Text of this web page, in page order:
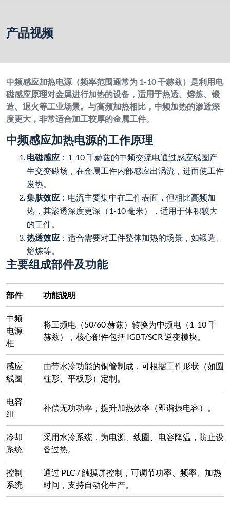
产品视频
中频感应加热电源（频率范围通常为 1-10 千赫兹）是利用电
磁感应原理对金属进行加热的设备，适用于热透、熔炼、锻
造、退火等工业场景。与高频加热相比，中频加热的渗透深
度更大，非常适合加工较厚的金属工件。
中频感应加热电源的工作原理
电磁感应 ：1-10 千赫兹的中频交流电通过感应线圈产
生交变磁场，在金属工件内部感应出涡流，进而使工件
发热。
集肤效应 ：电流主要集中在工件表面，但相比高频加
热，其渗透深度更深（1-10 毫米），适用于体积较大
的工件。
热透效应 ：适合需要对工件整体加热的场景，如锻造、
熔炼等。
主要组成部件及功能
部件 功能说明
中频
电源
柜
将工频电（50/60 赫兹）转换为中频电（1-10 千
赫兹），核心部件包括 IGBT/SCR 逆变模块。
感应
线圈
由带水冷功能的铜管制成，可根据工件形状（如圆
柱形、平板形）定制。
电容
组
补偿无功功率，提升加热效率（即谐振电容）。
冷却
系统
采用水冷系统，为电源、线圈、电容降温，防止设
备过热。
控制
系统
通过 PLC / 触摸屏控制，可调节功率、频率、加热
时间，支持自动化生产。